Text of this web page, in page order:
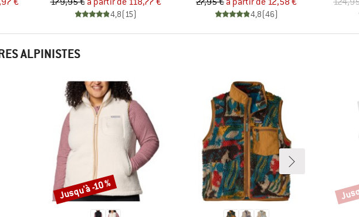
4,8(15) 4,8(46)
ALPINISTES
Remise
Jusqu'à -10 %